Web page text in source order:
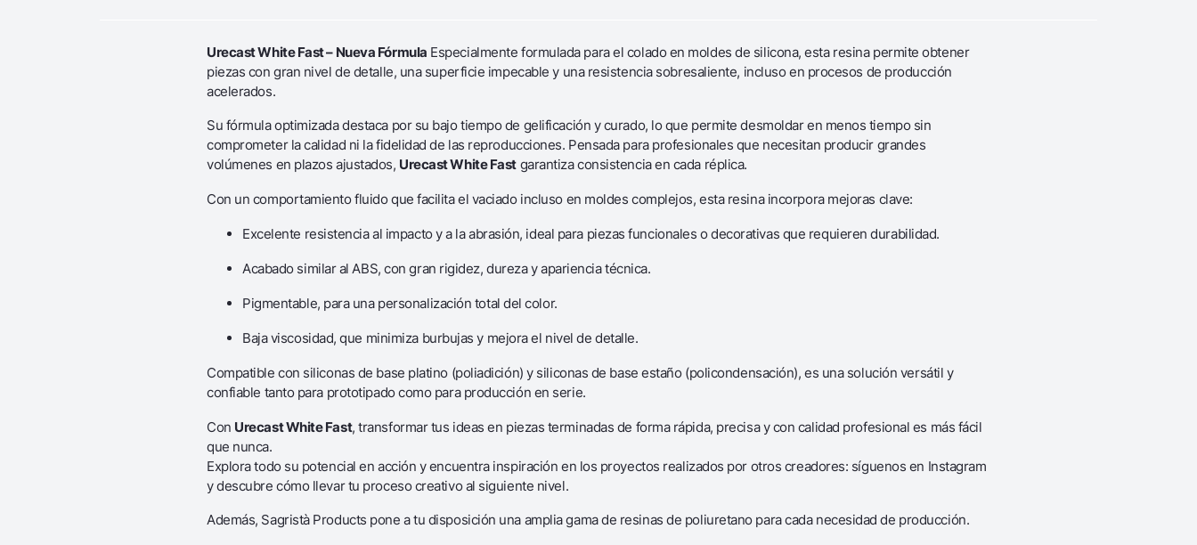
Urecast White Fast – Nueva Fórmula Especialmente formulada para el colado en moldes de silicona, esta resina permite obtener
piezas con gran nivel de detalle, una superficie impecable y una resistencia sobresaliente, incluso en procesos de producción
acelerados.
Su fórmula optimizada destaca por su bajo tiempo de gelificación y curado, lo que permite desmoldar en menos tiempo sin
comprometer la calidad ni la fidelidad de las reproducciones. Pensada para profesionales que necesitan producir grandes
volúmenes en plazos ajustados, Urecast White Fastgarantiza consistencia en cada réplica.
Con un comportamiento fluido que facilita el vaciado incluso en moldes complejos, esta resina incorpora mejoras clave:
Excelente resistencia al impacto y a la abrasión, ideal para piezas funcionales o decorativas que requieren durabilidad.
Acabado similar al ABS, con gran rigidez, dureza y apariencia técnica.
Pigmentable, para una personalización total del color.
Baja viscosidad, que minimiza burbujas y mejora el nivel de detalle.
Compatible con siliconas de base platino (poliadición) y siliconas de base estaño (policondensación), es una solución versátil y
confiable tanto para prototipado como para producción en serie.
Con Urecast White Fast, transformar tus ideas en piezas terminadas de forma rápida, precisa y con calidad profesional es más fácil
que nunca.
Explora todo su potencial en acción y encuentra inspiración en los proyectos realizados por otros creadores: síguenos en Instagram
y descubre cómo llevar tu proceso creativo al siguiente nivel.
Además, Sagristà Products pone a tu disposición una amplia gama de resinas de poliuretano para cada necesidad de producción.